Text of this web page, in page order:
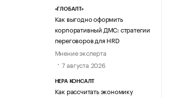
«ГЛОБАЛТ»
Как выгодно оформить
корпоративный ДМС: стратегии
переговоров для HRD
Мнение эксперта
7 августа 2026
НЕРА КОНСАЛТ
Как рассчитать экономику